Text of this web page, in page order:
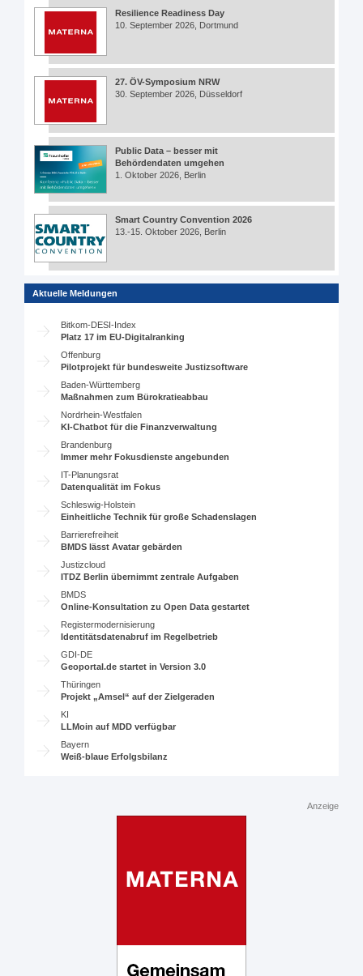
Resilience Readiness Day
10. September 2026, Dortmund
27. ÖV-Symposium NRW
30. September 2026, Düsseldorf
Public Data – besser mit
Behördendaten umgehen
1. Oktober 2026, Berlin
Smart Country Convention 2026
13.-15. Oktober 2026, Berlin
Aktuelle Meldungen
Bitkom-DESI-Index
Platz 17 im EU-Digitalranking
Offenburg
Pilotprojekt für bundesweite Justizsoftware
Baden-Württemberg
Maßnahmen zum Bürokratieabbau
Nordrhein-Westfalen
KI-Chatbot für die Finanzverwaltung
Brandenburg
Immer mehr Fokusdienste angebunden
IT-Planungsrat
Datenqualität im Fokus
Schleswig-Holstein
Einheitliche Technik für große Schadenslagen
Barrierefreiheit
BMDS lässt Avatar gebärden
Justizcloud
ITDZ Berlin übernimmt zentrale Aufgaben
BMDS
Online-Konsultation zu Open Data gestartet
Registermodernisierung
Identitätsdatenabruf im Regelbetrieb
GDI-DE
Geoportal.de startet in Version 3.0
Thüringen
Projekt „Amsel“ auf der Zielgeraden
KI
LLMoin auf MDD verfügbar
Bayern
Weiß-blaue Erfolgsbilanz
Anzeige